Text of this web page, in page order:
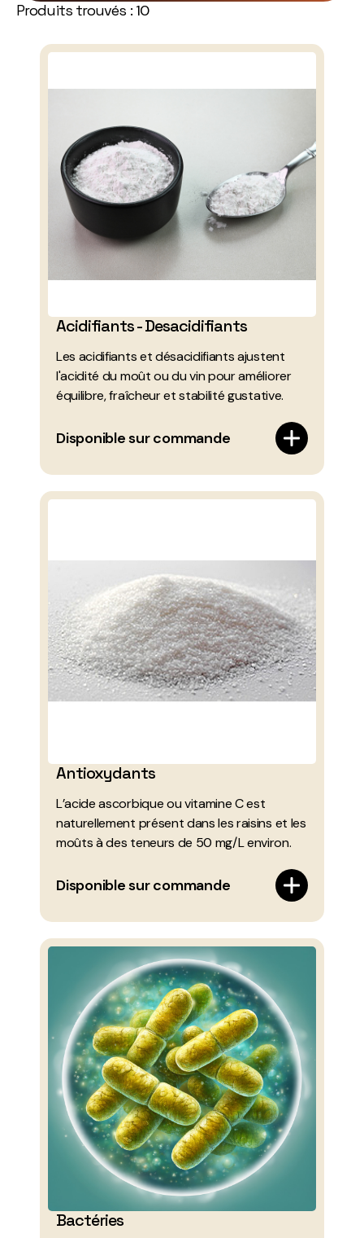
Produits trouvés : 10
Acidifiants - Desacidifiants
Les acidifiants et désacidifiants ajustent
l'acidité du moût ou du vin pour améliorer
équilibre, fraîcheur et stabilité gustative.
Disponible sur commande
Antioxydants
L’acide ascorbique ou vitamine C est
naturellement présent dans les raisins et les
moûts à des teneurs de 50 mg/L environ.
Disponible sur commande
Bactéries